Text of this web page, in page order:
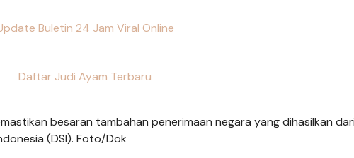
Buletin 24 Jam Viral Online
Daftar Judi Ayam Terbaru
besaran tambahan penerimaan negara yang dihasilkan
(DSI). Foto/Dok